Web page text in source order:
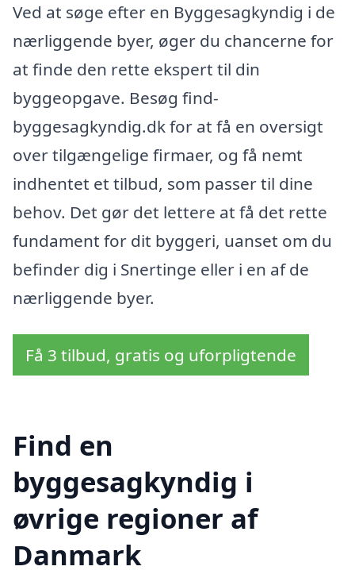
Ved at søge efter en Byggesagkyndig i de
nærliggende byer, øger du chancerne for
at finde den rette ekspert til din
byggeopgave. Besøg find-
byggesagkyndig.dk for at få en oversigt
over tilgængelige firmaer, og få nemt
indhentet et tilbud, som passer til dine
behov. Det gør det lettere at få det rette
fundament for dit byggeri, uanset om du
befinder dig i Snertinge eller i en af de
nærliggende byer.
Få 3 tilbud, gratis og uforpligtende
Find en
byggesagkyndig i
øvrige regioner af
Danmark